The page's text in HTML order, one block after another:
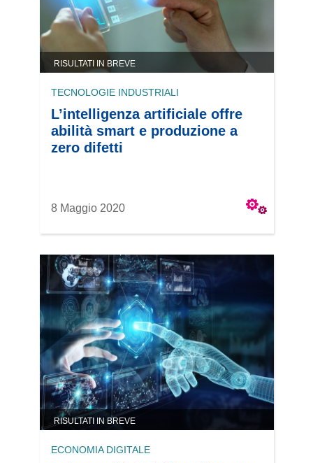
RISULTATI IN BREVE
TECNOLOGIE INDUSTRIALI
L’intelligenza artificiale offre
abilità smart e produzione a
zero difetti
8 Maggio 2020
RISULTATI IN BREVE
ECONOMIA DIGITALE